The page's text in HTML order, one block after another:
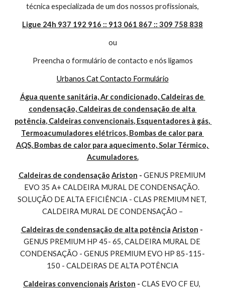
técnica especializada de um dos nossos profissionais,
Ligue 24h 937 192 916 :: 913 061 867 :: 309 758 838
ou
Preencha o formulário de contacto e nós ligamos
Urbanos Cat Contacto Formulário
Água quente sanitária, Ar condicionado, Caldeiras de
condensação, Caldeiras de condensação de alta
potência, Caldeiras convencionais, Esquentadores à gás,
Termoacumuladores elétricos, Bombas de calor para
AQS, Bombas de calor para aquecimento, Solar Térmico,
Acumuladores.
Caldeiras de condensação Ariston - GENUS PREMIUM
EVO 35 A+ CALDEIRA MURAL DE CONDENSAÇÃO.
SOLUÇÃO DE ALTA EFICIÊNCIA - CLAS PREMIUM NET,
CALDEIRA MURAL DE CONDENSAÇÃO –
Caldeiras de condensação de alta potência Ariston
GENUS PREMIUM HP 45- 65, CALDEIRA MURAL DE
CONDENSAÇÃO - GENUS PREMIUM EVO HP 85-115-
150 - CALDEIRAS DE ALTA POTÊNCIA
Caldeiras convencionaisAriston - CLAS EVO CF EU,